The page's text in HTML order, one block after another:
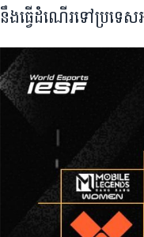
នឹង​ធ្វើ​ដំណើរ​ទៅ​ប្រទេ